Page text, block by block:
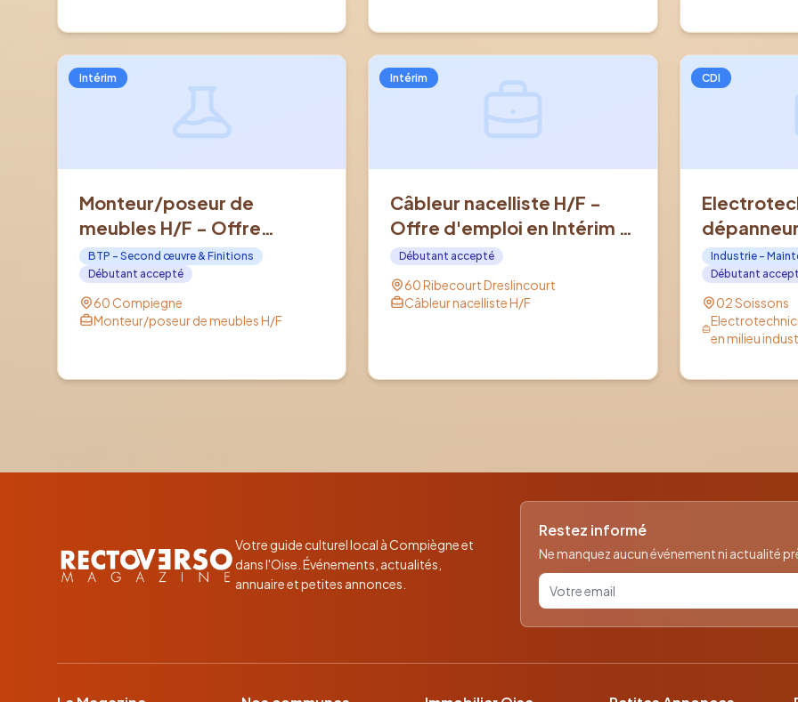
Intérim
Monteur/poseur de
meubles H/F - Offre
d'emploi en Intérim à
COMPIEGNE (60)
BTP - Second œuvre & Finitions
Débutant accepté
60 Compiegne
Monteur/poseur de meubles H/F
Intérim
Câbleur nacelliste H/F -
Offre d'emploi en Intérim à
RIBECOURT DRESLINCOURT
(60)
Débutant accepté
60 Ribecourt Dreslincourt
Câbleur nacelliste H/F
CDI
industriel
d'emploi en
SOISSONS
Industrie -
Débutant
02 Soissons
en milieu
Votre guide culturel local à Compiègne et
dans l'Oise. Événements, actualités,
annuaire et petites annonces.
Restez informé
Ne manquez aucun événement ni actualité
Votre email pour la newsletter